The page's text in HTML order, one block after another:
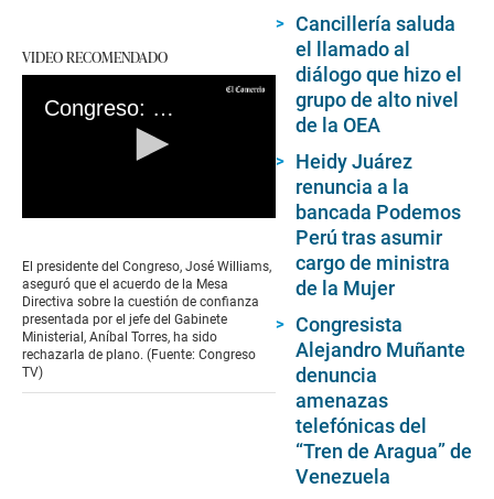
VIDEO RECOMENDADO
Congreso: Mesa Directiva rechaza cuestión de confianza propuesta por Aníbal Torres
of
0
seconds
El presidente del Congreso, José Williams,
aseguró que el acuerdo de la Mesa
Directiva sobre la cuestión de confianza
presentada por el jefe del Gabinete
Ministerial, Aníbal Torres, ha sido
rechazarla de plano. (Fuente: Congreso
TV)
Cancillería saluda
el llamado al
diálogo que hizo el
grupo de alto nivel
de la OEA
Heidy Juárez
renuncia a la
bancada Podemos
Perú tras asumir
cargo de ministra
de la Mujer
Congresista
Alejandro Muñante
denuncia
amenazas
telefónicas del
“Tren de Aragua” de
Venezuela